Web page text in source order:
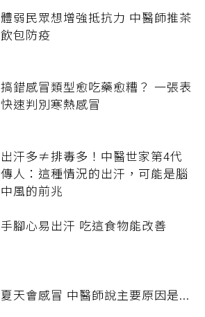
體弱民眾想增強抵抗力 中醫師推茶
飲包防疫
搞錯感冒類型愈吃藥愈糟？ 一張表
快速判別寒熱感冒
出汗多≠排毒多！中醫世家第4代
傳人：這種情況的出汗，可能是腦
中風的前兆
手腳心易出汗 吃這食物能改善
夏天會感冒 中醫師說主要原因是...